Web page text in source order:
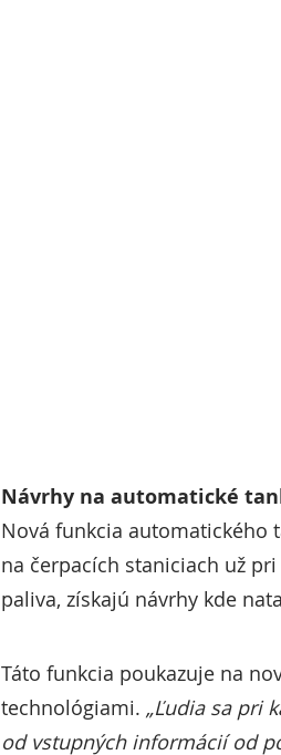
Návrhy na automatické
Nová funkcia automatického
na čerpacích staniciach už
paliva, získajú návrhy kde
Táto funkcia poukazuje na
technológiami. „Ľudia sa pri
od vstupných informácií od